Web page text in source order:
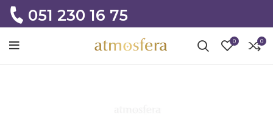
051 230 16 75
0 0